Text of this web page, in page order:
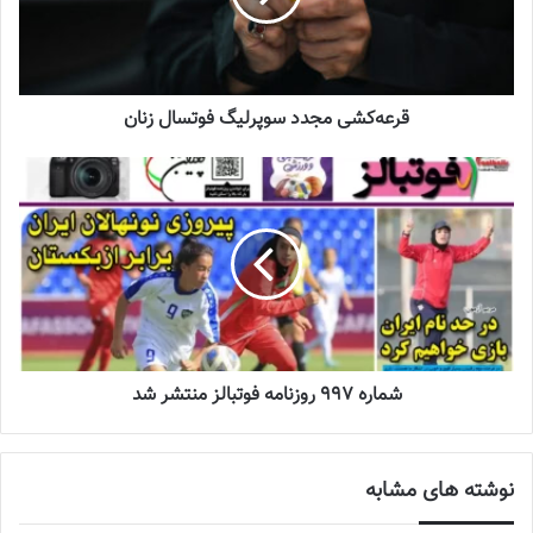
زنان
2023-12-24
دعوت آزمون از 30 بازیکن به اردوی تیم ملی
2023-03-21
آینده درخشانی در انتظار فوتبال بانوان است
2022-12-10
وی با بیان اینکه خوشحالیم برابر تیم چهارم دنیا و تیم‌هایی که در
جام‌جهانی بازی کرده‌اند، قرار می‌گیریم، تصریح کرد:فوتبال
بگیریم و با استفاده از این تجربیات بتوانیم در مرحله دوم هم عملکرد
خوبی داشته باشیم و برای آینده فوتبال ما اتفاقات خوبی رقم بخورد.
قرعه‌کشی مجدد سوپرلیگ فوتسال زنان
شماره 997 روزنامه فوتبالز منتشر شد
نوشته های مشابه